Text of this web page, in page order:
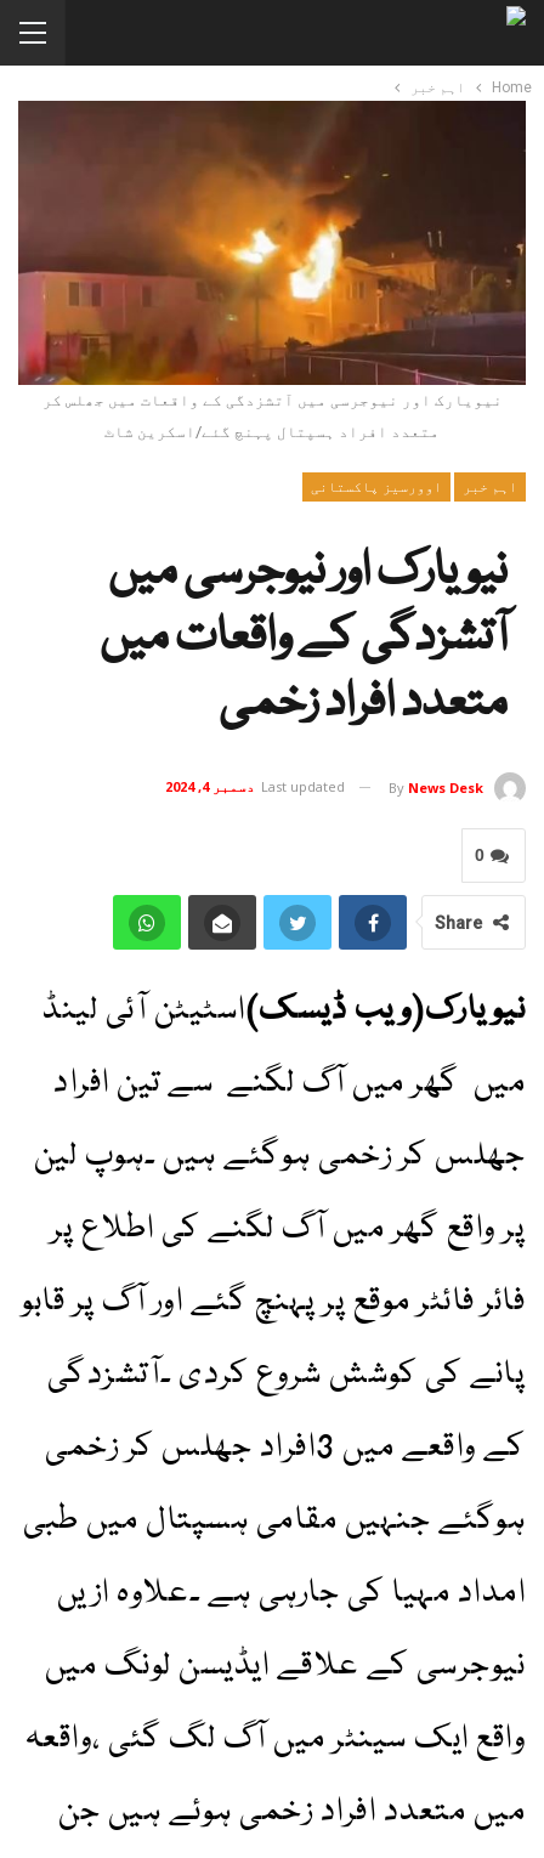
Home اہم خبر
نیویارک اور نیوجرسی میں آتشزدگی کے واقعات میں جھلس کر
متعدد افراد ہسپتال پہنچ گئے/اسکرین شاٹ
اہم خبر اوورسیز پاکستانی
نیویارک اور نیوجرسی میں
آتشزدگی کے واقعات میں
متعدد افراد زخمی
By News Desk
Last updated دسمبر 4, 2024
0
Share
نیویارک(ویب ڈیسک)اسٹیٹن آئی لینڈ
میں گھر میں آگ لگنے سے تین افراد
جھلس کر زخمی ہوگئے ہیں ۔ہوپ لین
پر واقع گھر میں آگ لگنے کی اطلاع پر
فائر فائٹر موقع پر پہنچ گئے اور آگ پر قابو
پانے کی کوشش شروع کردی ۔آتشزدگی
کے واقعے میں 3افراد جھلس کر زخمی
ہوگئے جنہیں مقامی ہسپتال میں طبی
امداد مہیا کی جارہی ہے ۔علاوہ ازیں
نیوجرسی کے علاقے ایڈیسن لونگ میں
واقع ایک سینٹر میں آگ لگ گئی ،واقعہ
میں متعدد افراد زخمی ہوئے ہیں جن